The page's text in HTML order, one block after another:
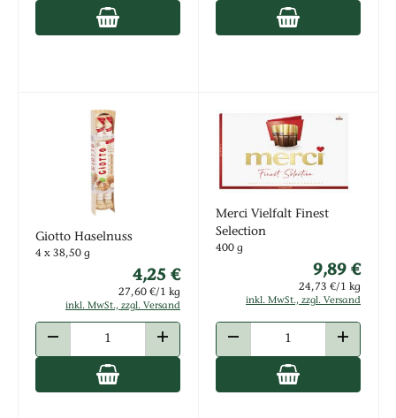
Giotto Haselnuss
4 x 38,50 g
4,25 €
27,60 €/1 kg
inkl. MwSt., zzgl. Versand
ANZAHL VERRINGERN ANZAHL ERHÖHEN
Merci Vielfalt Finest
Selection
400 g
9,89 €
24,73 €/1 kg
inkl. MwSt., zzgl. Versand
ANZAHL VERRINGERN ANZAHL